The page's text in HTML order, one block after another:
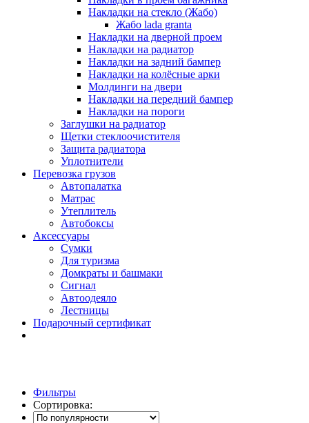
Накладки на стекло (Жабо)
Жабо lada granta
Накладки на дверной проем
Накладки на радиатор
Накладки на задний бампер
Накладки на колёсные арки
Молдинги на двери
Накладки на передний бампер
Накладки на пороги
Заглушки на радиатор
Щетки стеклоочистителя
Защита радиатора
Уплотнители
Перевозка грузов
Автопалатка
Матрас
Утеплитель
Автобоксы
Аксессуары
Сумки
Для туризма
Домкраты и башмаки
Сигнал
Автоодеяло
Лестницы
Подарочный сертификат
Фильтры
Сортировка: